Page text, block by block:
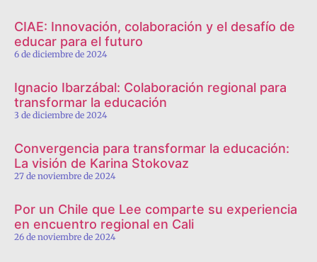
CIAE: Innovación, colaboración y el desafío de
educar para el futuro
6 de diciembre de 2024
Ignacio Ibarzábal: Colaboración regional para
transformar la educación
3 de diciembre de 2024
Convergencia para transformar la educación:
La visión de Karina Stokovaz
27 de noviembre de 2024
Por un Chile que Lee comparte su experiencia
en encuentro regional en Cali
26 de noviembre de 2024